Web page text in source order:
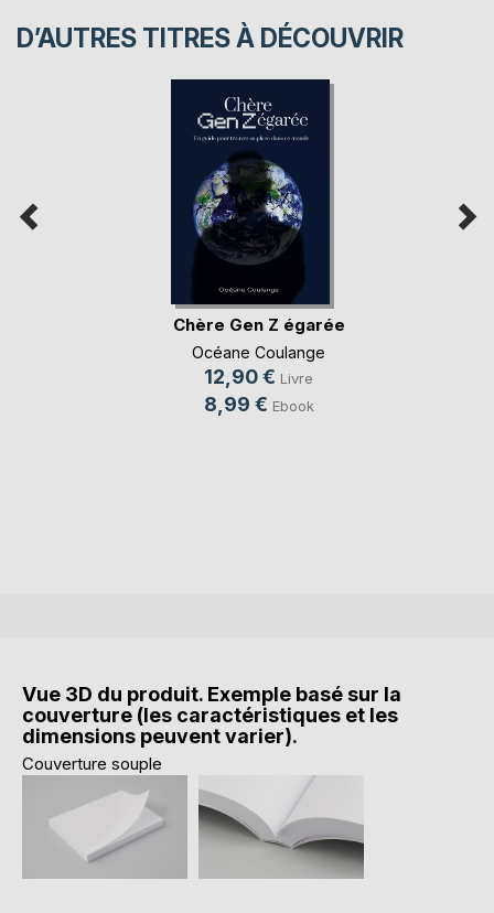
D’AUTRES TITRES À DÉCOUVRIR
Chère Gen Z égarée
Océane Coulange
12,90 € Livre
8,99 € Ebook
Vue 3D du produit. Exemple basé sur la
couverture (les caractéristiques et les
dimensions peuvent varier).
Couverture souple